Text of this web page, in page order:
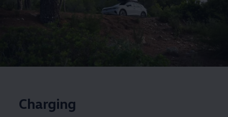
Charging